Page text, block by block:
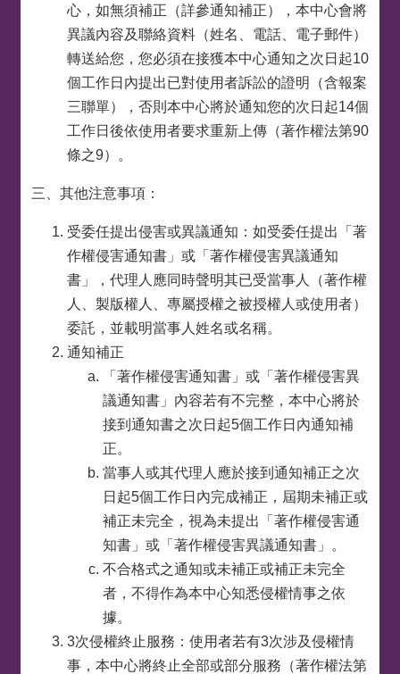
心，如無須補正（詳參通知補正），本中心會將
異議內容及聯絡資料（姓名、電話、電子郵件）
轉送給您，您必須在接獲本中心通知之次日起10
個工作日內提出已對使用者訴訟的證明（含報案
三聯單），否則本中心將於通知您的次日起14個
工作日後依使用者要求重新上傳（著作權法第90
條之9）。
三、其他注意事項：
受委任提出侵害或異議通知：如受委任提出「著
作權侵害通知書」或「著作權侵害異議通知
書」，代理人應同時聲明其已受當事人（著作權
人、製版權人、專屬授權之被授權人或使用者）
委託，並載明當事人姓名或名稱。
通知補正
「著作權侵害通知書」或「著作權侵害異
議通知書」內容若有不完整，本中心將於
接到通知書之次日起5個工作日內通知補
正。
當事人或其代理人應於接到通知補正之次
日起5個工作日內完成補正，屆期未補正或
補正未完全，視為未提出「著作權侵害通
知書」或「著作權侵害異議通知書」。
不合格式之通知或未補正或補正未完全
者，不得作為本中心知悉侵權情事之依
據。
3次侵權終止服務：使用者若有3次涉及侵權情
事，本中心將終止全部或部分服務（著作權法第